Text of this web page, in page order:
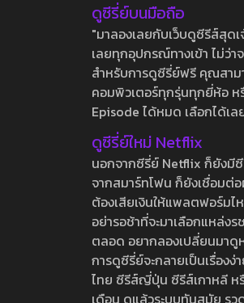
ดูซีรี่ย์บนมือถือ
"มาลองเลยกับเว็บดูซีรีส์สุด
เลยทุกอุปกรณ์ทางเข้า ไม่ว่
สำหรับการดูซีรี่ย์ฟรี คุณสาม
คอมพิวเตอร์ทุกรุ่นทุกยี่ห้อ ห
Episode ได้หมด เลือกได้เ
ดูซีรี่ย์ใหม่ Netflix
นอกจากซีรี่ย์ Netflix ก็ยังมีซี
จากสมาร์ทโฟน ก็ยังเชื่อมต่
ต้องเสียเงินให้แพลตฟอร์มไ
อย่ารอช้าที่จะมาเลือกแหล่ง
ตลอด อยากลองเปลี่ยนมาดู
การดูซีรี่ย์จะกลายเป็นเรื่อง
ไทย ซีรีส์ญี่ปุ่น ซีรีส์เกาหลี ห